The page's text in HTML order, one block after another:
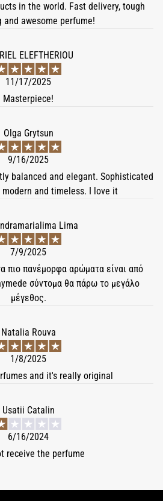
in the world. Fast delivery, tough
and awesome perfume!
ELEFTHERIOU
11/17/2025
Masterpiece!
Olga Grytsun
9/16/2025
balanced and elegant. Sophisticated
and timeless. I love it
Lima
7/9/2025
πιο πανέμορφα αρώματα είναι από
σύντομα θα πάρω το μεγάλο
μέγεθος.
Natalia Rouva
1/8/2025
and it's really original
Usatii Catalin
6/16/2024
receive the perfume